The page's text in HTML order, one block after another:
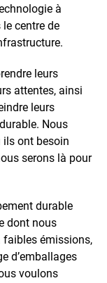
à
centre de
leurs
attentes, ainsi
leurs
Nous
ont besoin
serons là pour
durable
dont nous
faibles émissions,
d’emballages
voulons